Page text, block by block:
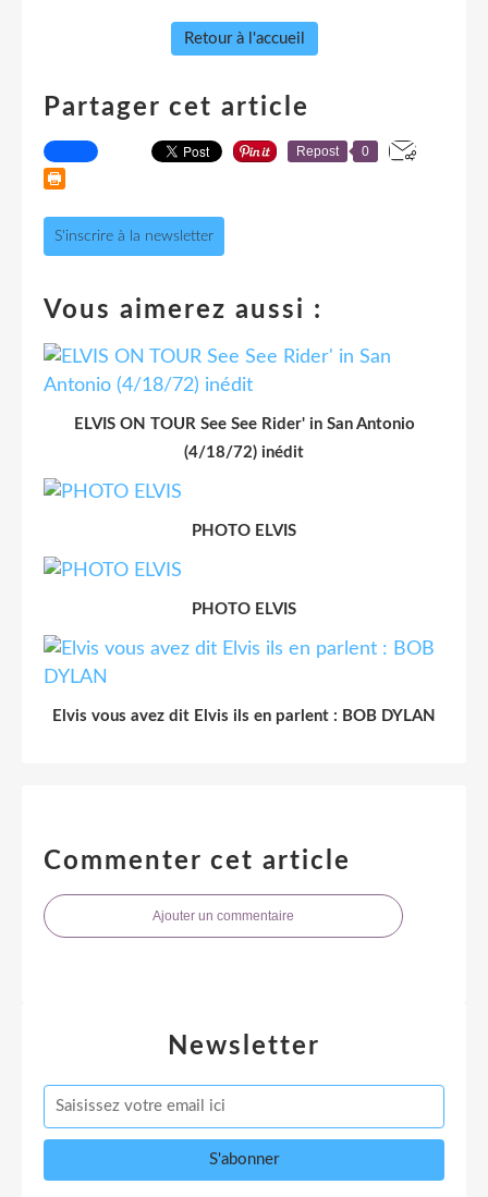
Retour à l'accueil
Partager cet article
Repost 0
S'inscrire à la newsletter
Vous aimerez aussi :
ELVIS ON TOUR See See Rider' in San Antonio
(4/18/72) inédit
PHOTO ELVIS
PHOTO ELVIS
Elvis vous avez dit Elvis ils en parlent : BOB DYLAN
Commenter cet article
Ajouter un commentaire
Newsletter